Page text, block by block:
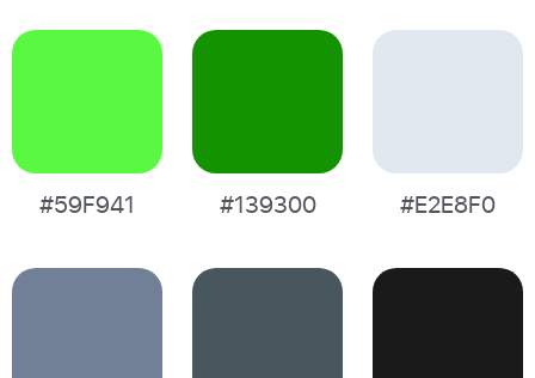
#59F941 #139300 #E2E8F0